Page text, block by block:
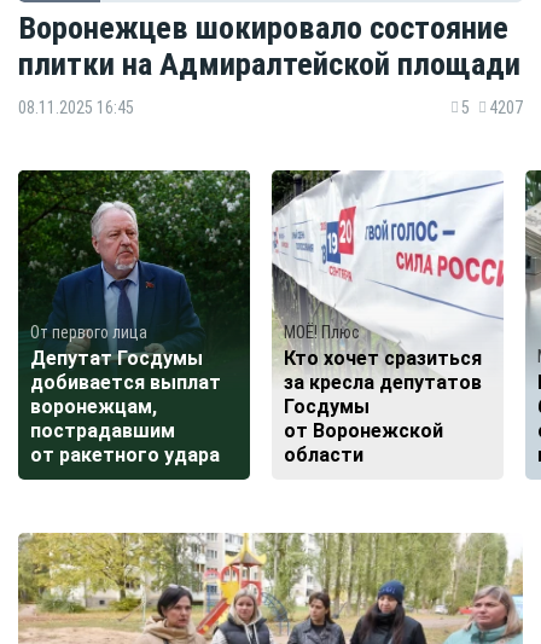
Воронежцев шокировало состояние
плитки на Адмиралтейской площади
08.11.2025 16:45 5 4207
От первого лица
Депутат Госдумы
добивается выплат
воронежцам,
пострадавшим
от ракетного удара
МОЁ! Плюс
Кто хочет сразиться
за кресла депутатов
Госдумы
от Воронежской
области